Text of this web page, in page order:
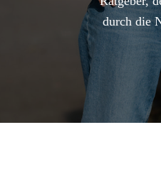
durch die